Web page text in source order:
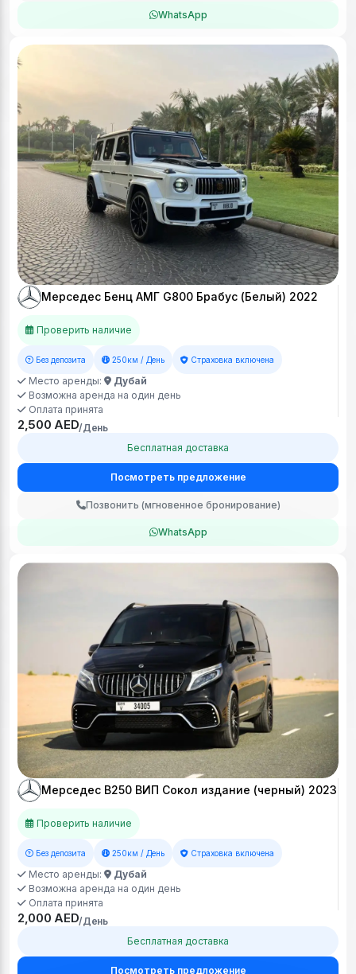
WhatsApp
Мерседес Бенц АМГ G800 Брабус (Белый) 2022
Проверить наличие
Без депозита 250км / День Страховка включена
Место аренды:
Дубай
Возможна аренда на один день
Оплата принята
2,500 AED/День
Бесплатная доставка
Посмотреть предложение
Позвонить (мгновенное бронирование)
WhatsApp
Мерседес В250 ВИП Сокол издание (черный) 2023
Проверить наличие
Без депозита 250км / День Страховка включена
Место аренды:
Дубай
Возможна аренда на один день
Оплата принята
2,000 AED/День
Бесплатная доставка
Посмотреть предложение